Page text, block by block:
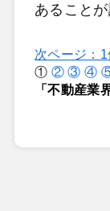
あることが
次ページ：
① ② ③ ④
「不動産業